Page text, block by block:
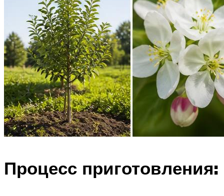
Процесс приготовления: